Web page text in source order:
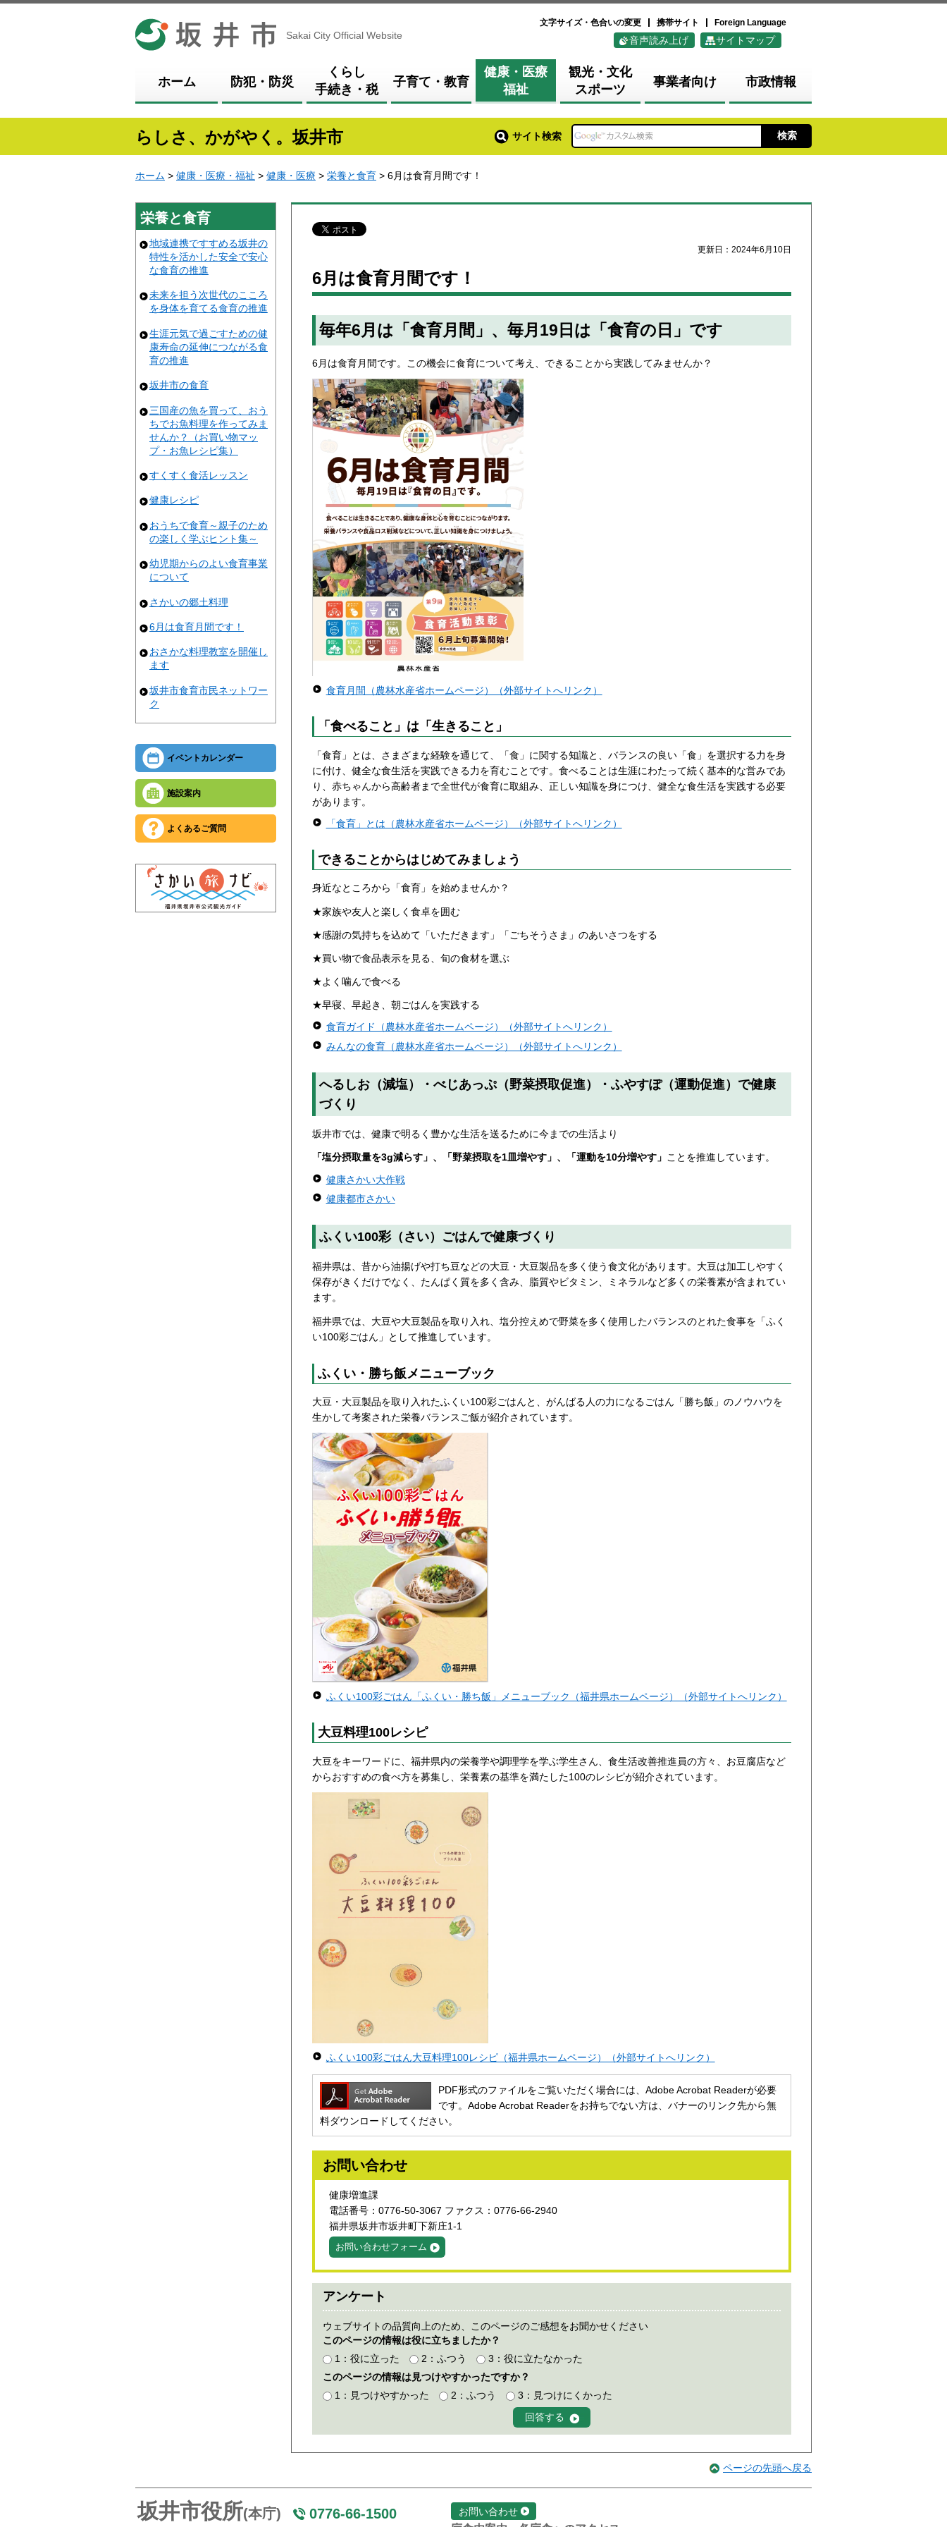
坂井市
Sakai City Official Website
文字サイズ・色合いの変更 携帯サイト Foreign Language
音声読み上げ サイトマップ
ホーム 防犯・防災
くらし
手続き・税
子育て・教育
健康・医療
福祉
観光・文化
スポーツ
事業者向け 市政情報
らしさ、かがやく。坂井市 サイト検索
ホーム > 健康・医療・福祉 > 健康・医療 > 栄養と食育 > 6月は食育月間です！
栄養と食育
地域連携ですすめる坂井の
特性を活かした安全で安心
な食育の推進
未来を担う次世代のこころ
を身体を育てる食育の推進
生涯元気で過ごすための健
康寿命の延伸につながる食
育の推進
坂井市の食育
三国産の魚を買って、おう
ちでお魚料理を作ってみま
せんか？（お買い物マッ
プ・お魚レシピ集）
すくすく食活レッスン
健康レシピ
おうちで食育～親子のため
の楽しく学ぶヒント集～
幼児期からのよい食育事業
について
さかいの郷土料理
6月は食育月間です！
おさかな料理教室を開催し
ます
坂井市食育市民ネットワー
ク
イベントカレンダー
施設案内
よくあるご質問
更新日：2024年6月10日
6月は食育月間です！
毎年6月は「食育月間」、毎月19日は「食育の日」です
6月は食育月間です。この機会に食育について考え、できることから実践してみませんか？
食育月間（農林水産省ホームページ）（外部サイトへリンク）
「食べること」は「生きること」
「食育」とは、さまざまな経験を通じて、「食」に関する知識と、バランスの良い「食」を選択する力を身
に付け、健全な食生活を実践できる力を育むことです。食べることは生涯にわたって続く基本的な営みであ
り、赤ちゃんから高齢者まで全世代が食育に取組み、正しい知識を身につけ、健全な食生活を実践する必要
があります。
「食育」とは（農林水産省ホームページ）（外部サイトへリンク）
できることからはじめてみましょう
身近なところから「食育」を始めませんか？
★家族や友人と楽しく食卓を囲む
★感謝の気持ちを込めて「いただきます」「ごちそうさま」のあいさつをする
★買い物で食品表示を見る、旬の食材を選ぶ
★よく噛んで食べる
★早寝、早起き、朝ごはんを実践する
食育ガイド（農林水産省ホームページ）（外部サイトへリンク）
みんなの食育（農林水産省ホームページ）（外部サイトへリンク）
へるしお（減塩）・べじあっぷ（野菜摂取促進）・ふやすぽ（運動促進）で健康
づくり
坂井市では、健康で明るく豊かな生活を送るために今までの生活より
「塩分摂取量を3g減らす」、「野菜摂取を1皿増やす」、「運動を10分増やす」 ことを推進しています。
健康さかい大作戦
健康都市さかい
ふくい100彩（さい）ごはんで健康づくり
福井県は、昔から油揚げや打ち豆などの大豆・大豆製品を多く使う食文化があります。大豆は加工しやすく
保存がきくだけでなく、たんぱく質を多く含み、脂質やビタミン、ミネラルなど多くの栄養素が含まれてい
ます。
福井県では、大豆や大豆製品を取り入れ、塩分控えめで野菜を多く使用したバランスのとれた食事を「ふく
い100彩ごはん」として推進しています。
ふくい・勝ち飯メニューブック
大豆・大豆製品を取り入れたふくい100彩ごはんと、がんばる人の力になるごはん「勝ち飯」のノウハウを
生かして考案された栄養バランスご飯が紹介されています。
ふくい100彩ごはん「ふくい・勝ち飯」メニューブック（福井県ホームページ）（外部サイトへリンク）
大豆料理100レシピ
大豆をキーワードに、福井県内の栄養学や調理学を学ぶ学生さん、食生活改善推進員の方々、お豆腐店など
からおすすめの食べ方を募集し、栄養素の基準を満たした100のレシピが紹介されています。
ふくい100彩ごはん大豆料理100レシピ（福井県ホームページ）（外部サイトへリンク）
PDF形式のファイルをご覧いただく場合には、Adobe Acrobat Readerが必要
です。Adobe Acrobat Readerをお持ちでない方は、バナーのリンク先から無
料ダウンロードしてください。
お問い合わせ
健康増進課
電話番号：0776-50-3067 ファクス：0776-66-2940
福井県坂井市坂井町下新庄1-1
お問い合わせフォーム
アンケート
ウェブサイトの品質向上のため、このページのご感想をお聞かせください
このページの情報は役に立ちましたか？
1：役に立った
2：ふつう
3：役に立たなかった
このページの情報は見つけやすかったですか？
1：見つけやすかった
2：ふつう 3：見つけにくかった
ページの先頭へ戻る
坂井市役所(本庁) 0776-66-1500 お問い合わせ